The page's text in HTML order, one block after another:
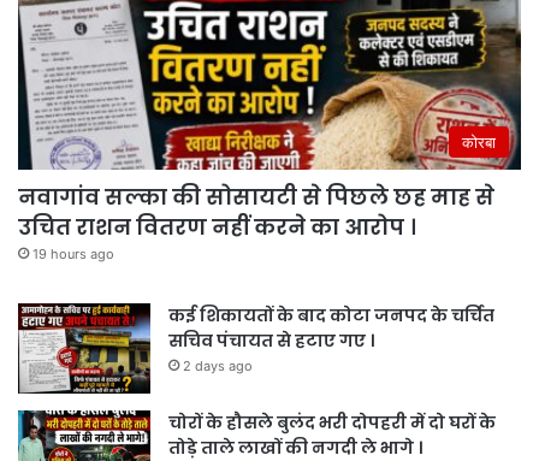
कोरबा
नवागांव सल्का की सोसायटी से पिछले छह माह से
उचित राशन वितरण नहीं करने का आरोप ।
19 hours ago
कई शिकायतों के बाद कोटा जनपद के चर्चित
सचिव पंचायत से हटाए गए ।
2 days ago
चोरों के हौसले बुलंद भरी दोपहरी में दो घरों के
तोड़े ताले लाखों की नगदी ले भागे ।